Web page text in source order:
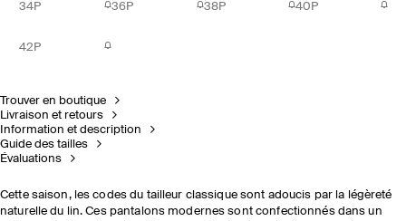
34P 36P 38P 40P
42P
Trouver en boutique
Livraison et retours
Information et description
Guide des tailles
Évaluations
Cette saison, les codes du tailleur classique sont adoucis par la légèreté
naturelle du lin. Ces pantalons modernes sont confectionnés dans un